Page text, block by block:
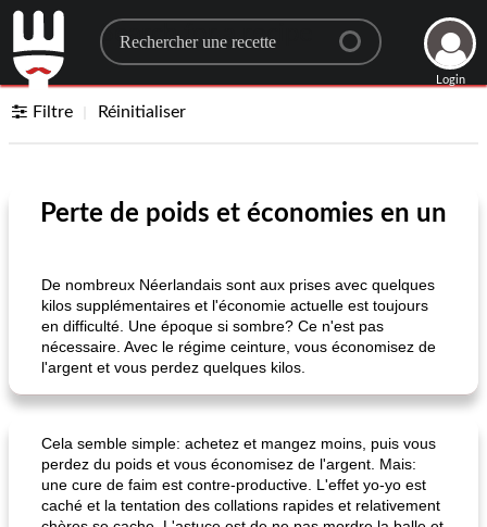
Search for a recipe
Login
Filtre Réinitialiser
Perte de poids et économies en un
De nombreux Néerlandais sont aux prises avec quelques
kilos supplémentaires et l'économie actuelle est toujours
en difficulté. Une époque si sombre? Ce n'est pas
nécessaire. Avec le régime ceinture, vous économisez de
l'argent et vous perdez quelques kilos.
Cela semble simple: achetez et mangez moins, puis vous
perdez du poids et vous économisez de l'argent. Mais:
une cure de faim est contre-productive. L'effet yo-yo est
caché et la tentation des collations rapides et relativement